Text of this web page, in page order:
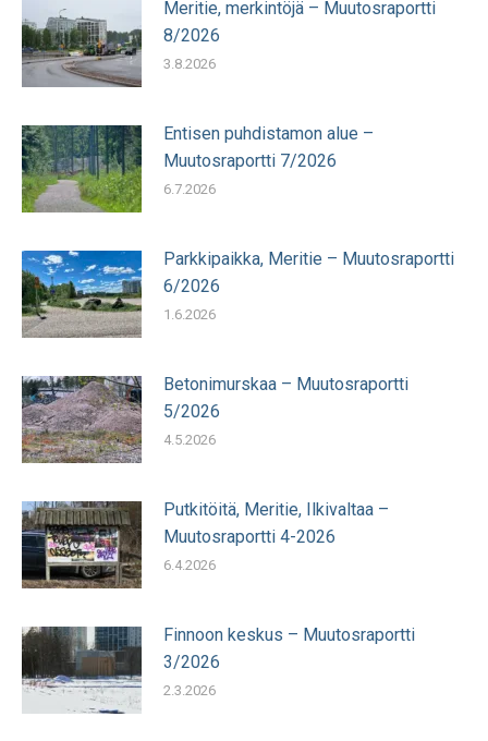
Meritie, merkintöjä – Muutosraportti
8/2026
3.8.2026
Entisen puhdistamon alue –
Muutosraportti 7/2026
6.7.2026
Parkkipaikka, Meritie – Muutosraportti
6/2026
1.6.2026
Betonimurskaa – Muutosraportti
5/2026
4.5.2026
Putkitöitä, Meritie, Ilkivaltaa –
Muutosraportti 4-2026
6.4.2026
Finnoon keskus – Muutosraportti
3/2026
2.3.2026